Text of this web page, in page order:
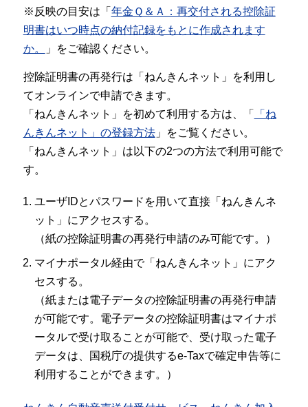
※反映の目安は「 年金Ｑ＆Ａ：再交付される控除証
明書はいつ時点の納付記録をもとに作成されます
か。
」をご確認ください。
控除証明書の再発行は「ねんきんネット」を利用し
てオンラインで申請できます。
「ねんきんネット」を初めて利用する方は、「
「ね
んきんネット」の登録方法」をご覧ください。
「ねんきんネット」は以下の2つの方法で利用可能で
す。
ユーザIDとパスワードを用いて直接「ねんきんネ
ット」にアクセスする。
（紙の控除証明書の再発行申請のみ可能です。）
マイナポータル経由で「ねんきんネット」にアク
セスする。
（紙または電子データの控除証明書の再発行申請
が可能です。電子データの控除証明書はマイナポ
ータルで受け取ることが可能で、受け取った電子
データは、国税庁の提供するe-Taxで確定申告等に
利用することができます。）